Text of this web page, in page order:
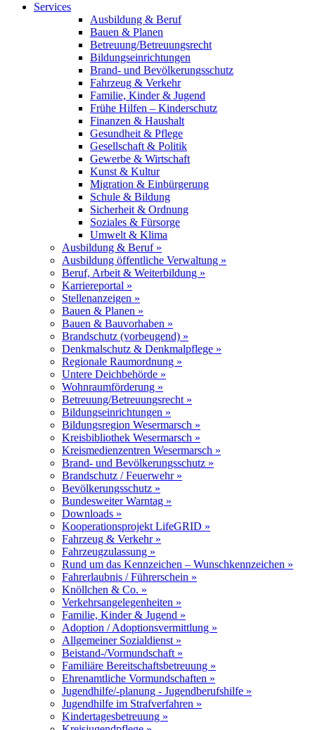
Services
Ausbildung & Beruf
Bauen & Planen
Betreuung/Betreuungsrecht
Bildungseinrichtungen
Brand- und Bevölkerungsschutz
Fahrzeug & Verkehr
Familie, Kinder & Jugend
Frühe Hilfen – Kinderschutz
Finanzen & Haushalt
Gesundheit & Pflege
Gesellschaft & Politik
Gewerbe & Wirtschaft
Kunst & Kultur
Migration & Einbürgerung
Schule & Bildung
Sicherheit & Ordnung
Soziales & Fürsorge
Umwelt & Klima
Ausbildung & Beruf »
Ausbildung öffentliche Verwaltung »
Beruf, Arbeit & Weiterbildung »
Karriereportal »
Stellenanzeigen »
Bauen & Planen »
Bauen & Bauvorhaben »
Brandschutz (vorbeugend) »
Denkmalschutz & Denkmalpflege »
Regionale Raumordnung »
Untere Deichbehörde »
Wohnraumförderung »
Betreuung/Betreuungsrecht »
Bildungseinrichtungen »
Bildungsregion Wesermarsch »
Kreisbibliothek Wesermarsch »
Kreismedienzentren Wesermarsch »
Brand- und Bevölkerungsschutz »
Brandschutz / Feuerwehr »
Bevölkerungsschutz »
Bundesweiter Warntag »
Downloads »
Kooperationsprojekt LifeGRID »
Fahrzeug & Verkehr »
Fahrzeugzulassung »
Rund um das Kennzeichen – Wunschkennzeichen »
Fahrerlaubnis / Führerschein »
Knöllchen & Co. »
Verkehrsangelegenheiten »
Familie, Kinder & Jugend »
Adoption / Adoptionsvermittlung »
Allgemeiner Sozialdienst »
Beistand-/Vormundschaft »
Familiäre Bereitschaftsbetreuung »
Ehrenamtliche Vormundschaften »
Jugendhilfe/-planung - Jugendberufshilfe »
Jugendhilfe im Strafverfahren »
Kindertagesbetreuung »